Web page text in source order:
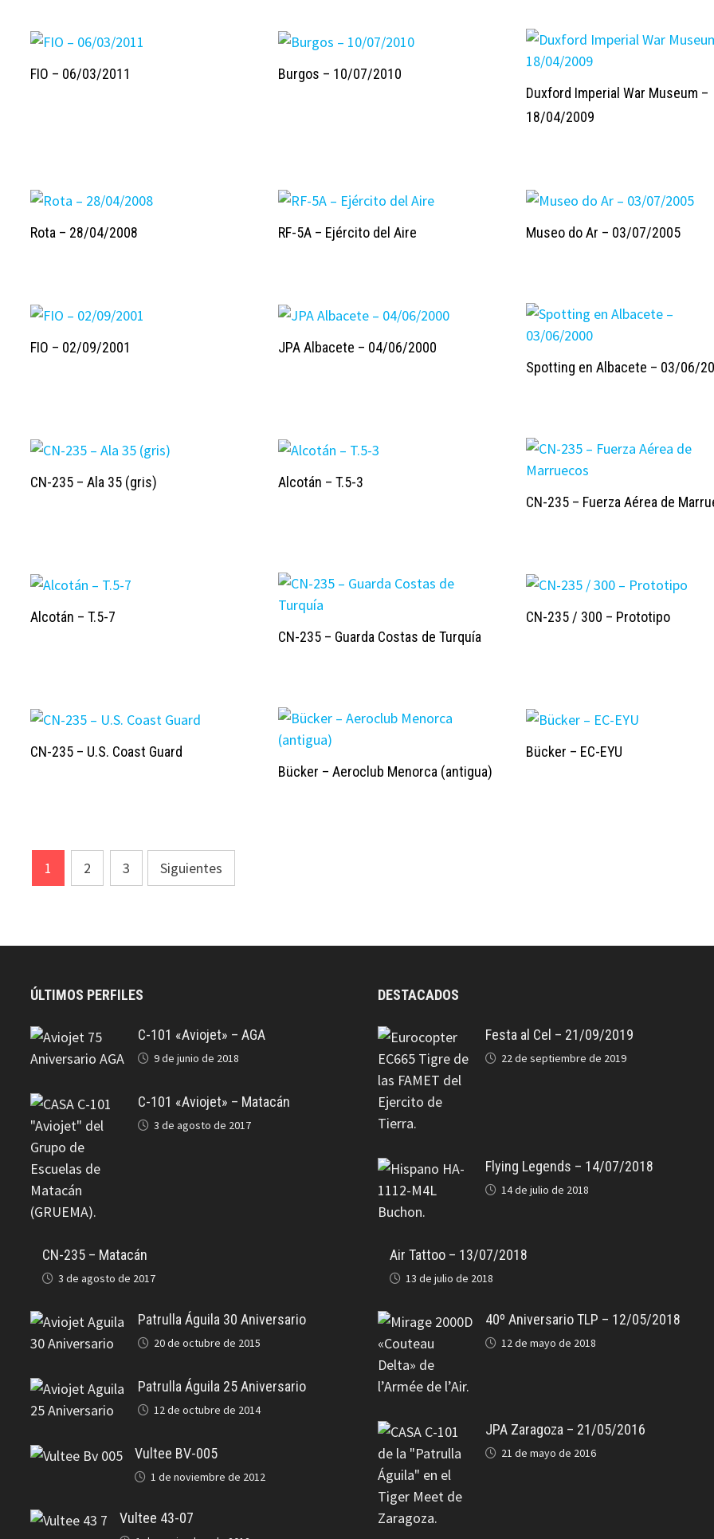
FIO – 06/03/2011
Burgos – 10/07/2010
Duxford Imperial War Museum –
18/04/2009
Rota – 28/04/2008 RF-5A – Ejército del Aire Museo do Ar – 03/07/2005
FIO – 02/09/2001
JPA Albacete – 04/06/2000
Spotting en Albacete – 03/06/
CN-235 – Ala 35 (gris)
Alcotán – T.5-3
CN-235 – Fuerza Aérea de
Alcotán – T.5-7
CN-235 – Guarda Costas de Turquía
CN-235 / 300 – Prototipo
CN-235 – U.S. Coast Guard
Bücker – Aeroclub Menorca (antigua)
Bücker – EC-EYU
Paginación
de
1 2 3 Siguientes
ÚLTIMOS PERFILES
C-101 «Aviojet» – AGA
9 de junio de 2018
C-101 «Aviojet» – Matacán
3 de agosto de 2017
CN-235 – Matacán
3 de agosto de 2017
Patrulla Águila 30 Aniversario
20 de octubre de 2015
Patrulla Águila 25 Aniversario
12 de octubre de 2014
Vultee BV-005
1 de noviembre de 2012
Vultee 43-07
DESTACADOS
Festa al Cel – 21/09/2019
22 de septiembre de 2019
Flying Legends – 14/07/2018
14 de julio de 2018
Air Tattoo – 13/07/2018
13 de julio de 2018
40º Aniversario TLP – 12/05/2018
12 de mayo de 2018
JPA Zaragoza – 21/05/2016
21 de mayo de 2016